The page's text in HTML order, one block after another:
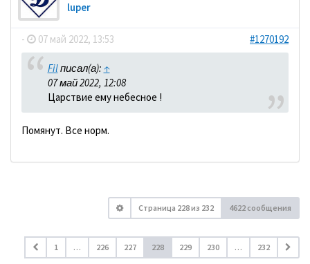
luper
- 07 май 2022, 13:53 #1270192
Filписал(а): ↑
07 май 2022, 12:08
Царствие ему небесное !
Помянут. Все норм.
Страница 228из 232 4622 сообщения
1 … 226 227 228 229 230 … 232